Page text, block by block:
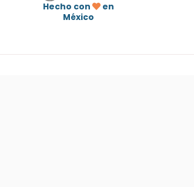
Hecho con
en
México